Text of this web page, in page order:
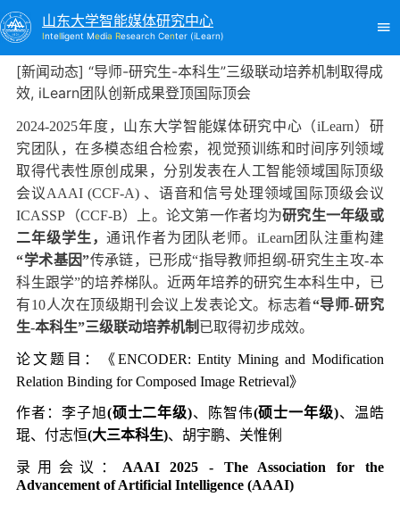
山东大学智能媒体研究中心
Intelligent Media Research Center (iLearn)
[新闻动态] “导师-研究生-本科生”三级联动培养机制取得成
效, iLearn团队创新成果登顶国际顶会
2024-2025年度，山东大学智能媒体研究中心（iLearn）研
究团队，在多模态组合检索，视觉预训练和时间序列领域
取得代表性原创成果，分别发表在人工智能领域国际顶级
会议AAAI (CCF-A) 、语音和信号处理领域国际顶级会议
ICASSP（CCF-B）上。论文第一作者均为研究生一年级或
二年级学生 ，通讯作者为团队老师。iLearn团队注重构建
“学术基因”传承链，已形成“指导教师担纲-研究生主攻-本
科生跟学”的培养梯队。近两年培养的研究生本科生中，已
有10人次在顶级期刊会议上发表论文。标志着“导师-研究
生-本科生”三级联动培养机制 已取得初步成效。
论文题目：《ENCODER: Entity Mining and Modification
Relation Binding for Composed Image Retrieval》
作者：李子旭(硕士二年级)、陈智伟(硕士一年级)、温皓
琨、付志恒(大三本科生)、胡宇鹏、 关惟俐
录用会议： AAAI 2025 - The Association for the
Advancement of Artificial Intelligence (AAAI)